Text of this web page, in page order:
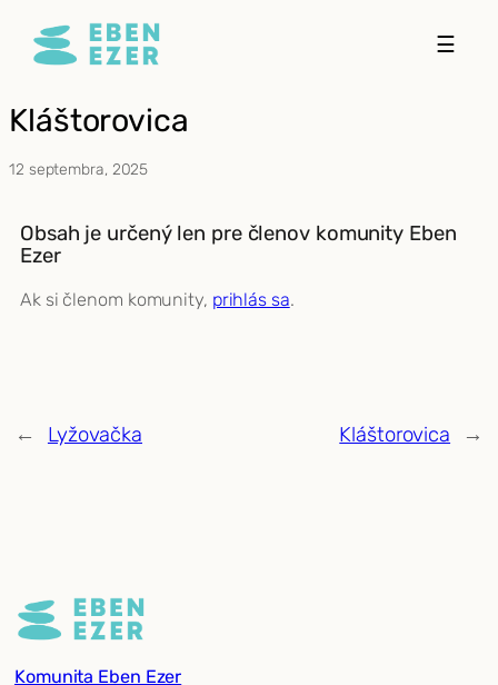
Prejsť
☰
Kláštorovica
12 septembra, 2025
Obsah je určený len pre členov komunity Eben
Ezer
Ak si členom komunity, prihlás sa.
← Lyžovačka Kláštorovica →
Komunita Eben Ezer